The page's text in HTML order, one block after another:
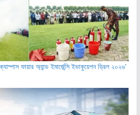
ফায়ার অ্যান্ড ইমার্জেন্সি ইভাকুয়েশন ড্রিল ২০২৬’